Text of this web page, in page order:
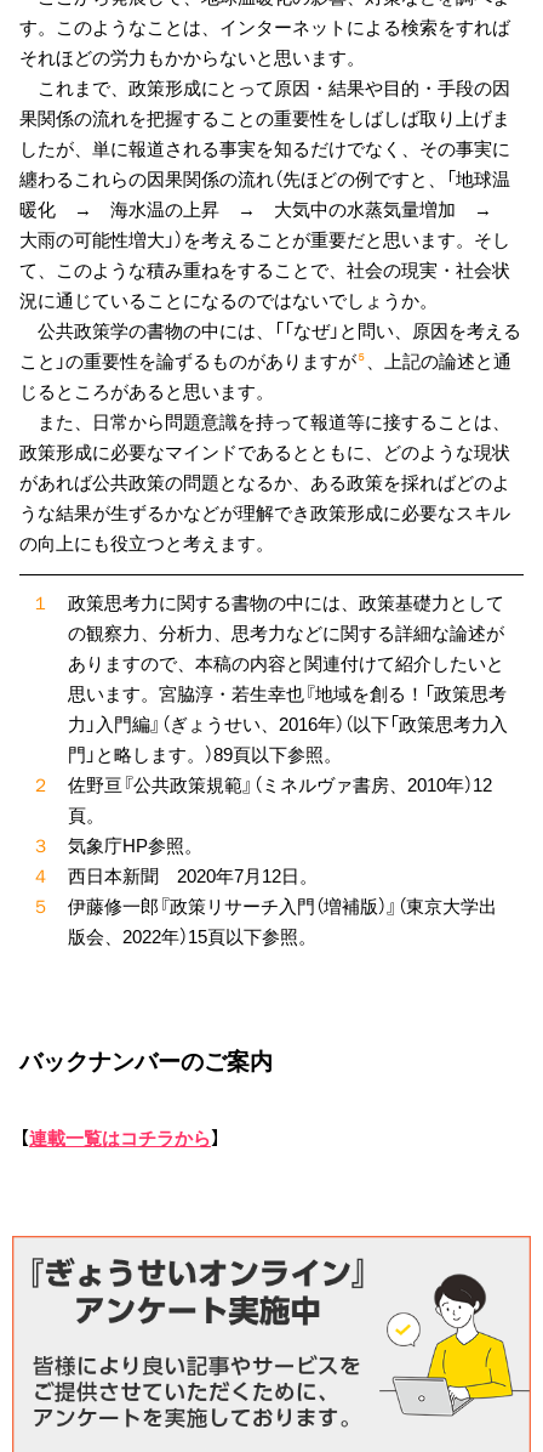
す。このようなことは、インターネットによる検索をすれば
それほどの労力もかからないと思います。
これまで、政策形成にとって原因・結果や目的・手段の因
果関係の流れを把握することの重要性をしばしば取り上げま
したが、単に報道される事実を知るだけでなく、その事実に
纏わるこれらの因果関係の流れ（先ほどの例ですと、「地球温
暖化 → 海水温の上昇 → 大気中の水蒸気量増加 →
大雨の可能性増大」）を考えることが重要だと思います。そし
て、このような積み重ねをすることで、社会の現実・社会状
況に通じていることになるのではないでしょうか。
公共政策学の書物の中には、「「なぜ」と問い、原因を考える
こと」の重要性を論ずるものがありますが５ 、上記の論述と通
じるところがあると思います。
また、日常から問題意識を持って報道等に接することは、
政策形成に必要なマインドであるとともに、どのような現状
があれば公共政策の問題となるか、ある政策を採ればどのよ
うな結果が生ずるかなどが理解でき政策形成に必要なスキル
の向上にも役立つと考えます。
１ 政策思考力に関する書物の中には、政策基礎力として
の観察力、分析力、思考力などに関する詳細な論述が
ありますので、本稿の内容と関連付けて紹介したいと
思います。宮脇淳・若生幸也『地域を創る！「政策思考
力」入門編』（ぎょうせい、2016年）（以下「政策思考力入
門」と略します。）89頁以下参照。
２ 佐野亘『公共政策規範』（ミネルヴァ書房、2010年）12
頁。
３ 気象庁HP参照。
４ 西日本新聞 2020年7月12日。
５ 伊藤修一郎『政策リサーチ入門（増補版）』（東京大学出
版会、2022年）15頁以下参照。
バックナンバーのご案内
【連載一覧はコチラから】